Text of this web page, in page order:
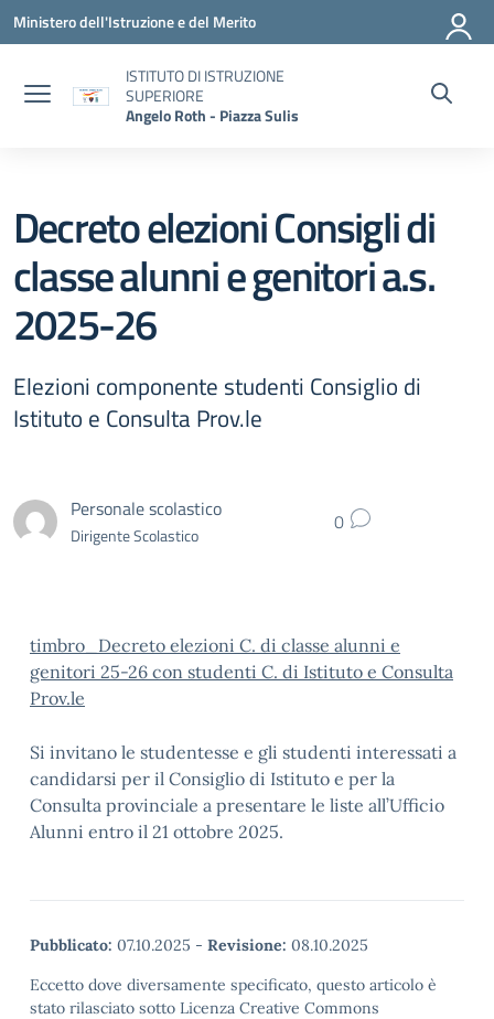
Vai ai contenuti
Vai al menu di navigazione
Vai al footer
Ministero dell'Istruzione e del Merito
ISTITUTO DI ISTRUZIONE
SUPERIORE
Angelo Roth - Piazza Sulis
Decreto elezioni Consigli di
classe alunni e genitori a.s.
2025-26
Elezioni componente studenti Consiglio di
Istituto e Consulta Prov.le
Personale scolastico
Dirigente Scolastico 0
timbro_Decreto elezioni C. di classe alunni e
genitori 25-26 con studenti C. di Istituto e Consulta
Prov.le
Si invitano le studentesse e gli studenti interessati a
candidarsi per il Consiglio di Istituto e per la
Consulta provinciale a presentare le liste all’Ufficio
Alunni entro il 21 ottobre 2025.
Pubblicato: 07.10.2025 - Revisione: 08.10.2025
Eccetto dove diversamente specificato, questo articolo è
stato rilasciato sotto Licenza Creative Commons